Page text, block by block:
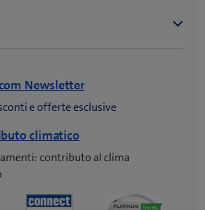
Newsletter
e offerte esclusive
climatico
contributo al clima